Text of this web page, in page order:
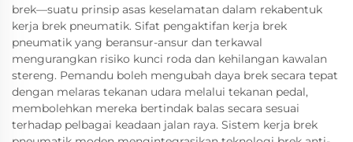
brek—suatu prinsip asas keselamatan dalam rekabentuk
kerja brek pneumatik. Sifat pengaktifan kerja brek
pneumatik yang beransur-ansur dan terkawal
mengurangkan risiko kunci roda dan kehilangan kawalan
stereng. Pemandu boleh mengubah daya brek secara tepat
dengan melaras tekanan udara melalui tekanan pedal,
membolehkan mereka bertindak balas secara sesuai
terhadap pelbagai keadaan jalan raya. Sistem kerja brek